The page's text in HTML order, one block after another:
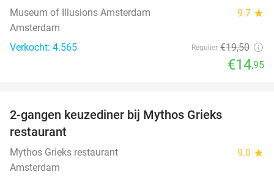
Museum of Illusions Amsterdam 9.7 star
Amsterdam
Verkocht: 4.565
Regulier €19,50
€14,95
2-gangen keuzediner bij Mythos Grieks
restaurant
Mythos Grieks restaurant 9.0 star
Amsterdam